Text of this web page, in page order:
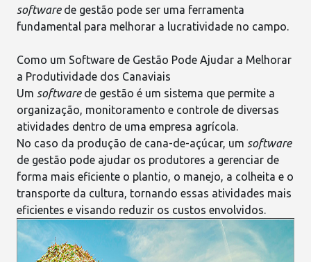
softwarede gestão pode ser uma ferramenta
fundamental para melhorar a lucratividade no campo.
Como um Software de Gestão Pode Ajudar a Melhorar
a Produtividade dos Canaviais
Um softwarede gestão é um sistema que permite a
organização, monitoramento e controle de diversas
atividades dentro de uma empresa agrícola.
No caso da produção de cana-de-açúcar, um software
de gestão pode ajudar os produtores a gerenciar de
forma mais eficiente o plantio , o manejo, a colheita e o
transporte da cultura, tornando essas atividades mais
eficientes e visando reduzir os custos envolvidos.